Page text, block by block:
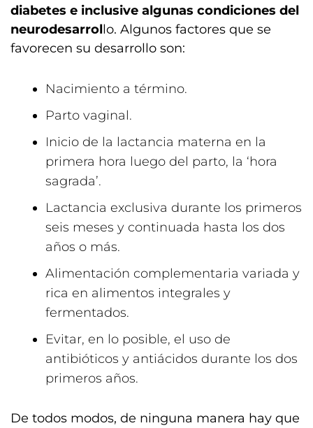
diabetes e inclusive algunas condiciones del
neurodesarrollo. Algunos factores que se
favorecen su desarrollo son:
Nacimiento a término.
Parto vaginal.
Inicio de la lactancia materna en la
primera hora luego del parto, la ‘hora
sagrada’.
Lactancia exclusiva durante los primeros
seis meses y continuada hasta los dos
años o más.
Alimentación complementaria variada y
rica en alimentos integrales y
fermentados.
Evitar, en lo posible, el uso de
antibióticos y antiácidos durante los dos
primeros años.
De todos modos, de ninguna manera hay que